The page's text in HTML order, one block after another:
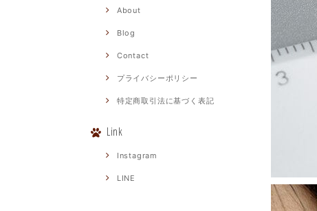
About
Blog
Contact
プライバシーポリシー
特定商取引法に基づく表記
Link
Instagram
LINE